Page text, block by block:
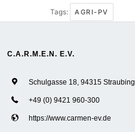
Tags: AGRI-PV
C.A.R.M.E.N. E.V.
Schulgasse 18, 94315 Straubing
+49 (0) 9421 960-300
https://www.carmen-ev.de